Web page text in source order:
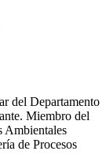
del Departamento
Miembro del
Ambientales
de Procesos